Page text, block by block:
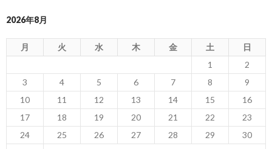
2026年8月
月 火 水 木 金 土
日
1
2
3
4 5 6 7 8
9
10
11 12 13 14 15
16
17
18 19 20 21 22
23
24
25 26 27 28 29
30